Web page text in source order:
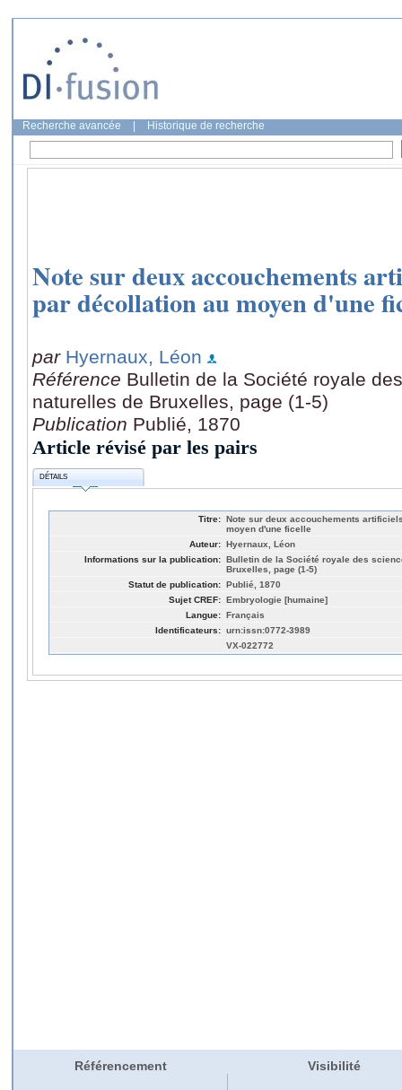
Recherche avancée Historique de recherche
Note sur deux accouchements
par décollation au moyen d'une
par Hyernaux, Léon
Référence Bulletin de la Société royale
naturelles de Bruxelles, page (1-5)
Publication Publié, 1870
Article révisé par les pairs
DÉTAILS
Titre: Note sur deux accouchements
moyen d'une ficelle
Auteur: Hyernaux, Léon
Informations sur la publication: Bulletin de la Société royale des
Bruxelles, page (1-5)
Statut de publication: Publié, 1870
Sujet CREF: Embryologie [humaine]
Langue: Français
Identificateurs: urn:issn:0772-3989
VX-022772
Référencement Visibilité